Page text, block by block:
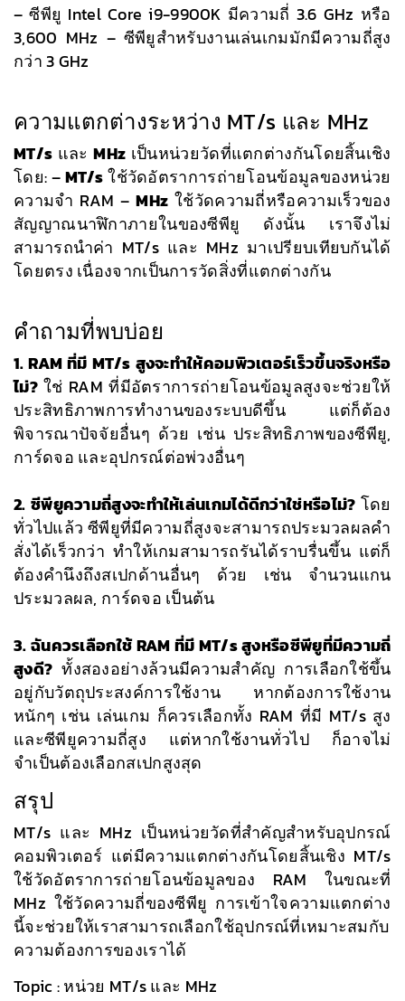
– ซีพียู Intel Core i9-9900K มีความถี่ 3.6 GHz หรือ
3,600 MHz – ซีพียูสำหรับงานเล่นเกมมักมีความถี่สูง
กว่า 3 GHz
ความแตกต่างระหว่าง MT/s และ MHz
MT/s และMHz เป็นหน่วยวัดที่แตกต่างกันโดยสิ้นเชิง
โดย: –MT/sใช้วัดอัตราการถ่ายโอนข้อมูลของหน่วย
ความจำ RAM –MHz ใช้วัดความถี่หรือความเร็วของ
สัญญาณนาฬิกาภายในของซีพียู ดังนั้น เราจึงไม่
สามารถนำค่า MT/s และ MHz มาเปรียบเทียบกันได้
โดยตรง เนื่องจากเป็นการวัดสิ่งที่แตกต่างกัน
คำถามที่พบบ่อย
1. RAM ที่มี MT/s สูงจะทำให้คอมพิวเตอร์เร็วขึ้นจริงหรือ
ไม่?ใช่ RAM ที่มีอัตราการถ่ายโอนข้อมูลสูงจะช่วยให้
ประสิทธิภาพการทำงานของระบบดีขึ้น แต่ก็ต้อง
พิจารณาปัจจัยอื่นๆ ด้วย เช่น ประสิทธิภาพของซีพียู,
การ์ดจอ และอุปกรณ์ต่อพ่วงอื่นๆ
2. ซีพียูความถี่สูงจะทำให้เล่นเกมได้ดีกว่าใช่หรือไม่? โดย
ทั่วไปแล้ว ซีพียูที่มีความถี่สูงจะสามารถประมวลผลคำ
สั่งได้เร็วกว่า ทำให้เกมสามารถรันได้ราบรื่นขึ้น แต่ก็
ต้องคำนึงถึงสเปกด้านอื่นๆ ด้วย เช่น จำนวนแกน
ประมวลผล, การ์ดจอ เป็นต้น
3. ฉันควรเลือกใช้ RAM ที่มี MT/s สูงหรือซีพียูที่มีความถี่
สูงดี? ทั้งสองอย่างล้วนมีความสำคัญ การเลือกใช้ขึ้น
อยู่กับวัตถุประสงค์การใช้งาน หากต้องการใช้งาน
หนักๆ เช่น เล่นเกม ก็ควรเลือกทั้ง RAM ที่มี MT/s สูง
และซีพียูความถี่สูง แต่หากใช้งานทั่วไป ก็อาจไม่
จำเป็นต้องเลือกสเปกสูงสุด
สรุป
MT/s และ MHz เป็นหน่วยวัดที่สำคัญสำหรับอุปกรณ์
คอมพิวเตอร์ แต่มีความแตกต่างกันโดยสิ้นเชิง MT/s
ใช้วัดอัตราการถ่ายโอนข้อมูลของ RAM ในขณะที่
MHz ใช้วัดความถี่ของซีพียู การเข้าใจความแตกต่าง
นี้จะช่วยให้เราสามารถเลือกใช้อุปกรณ์ที่เหมาะสมกับ
ความต้องการของเราได้
Topic : หน่วย MT/s และ MHz